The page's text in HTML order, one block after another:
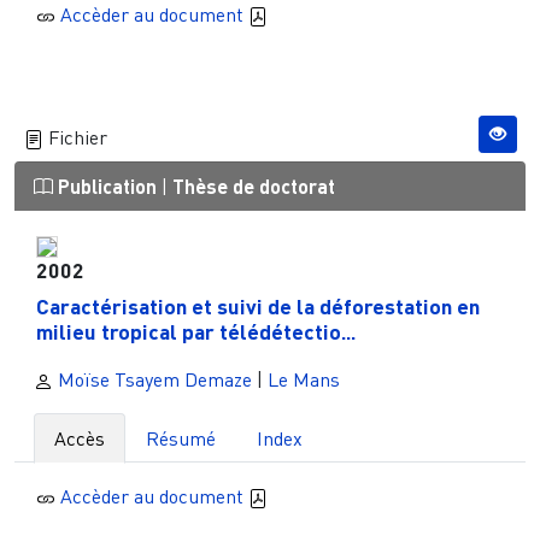
Accèder au document
Fichier
Publication Thèse de doctorat
2002
Caractérisation et suivi de la déforestation en
milieu tropical par télédétectio...
Moïse Tsayem Demaze | Le Mans
Accès Résumé Index
Accèder au document